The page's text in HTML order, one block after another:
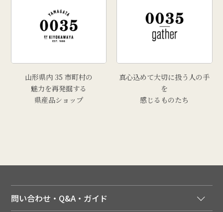
山形県内 35 市町村の
魅力を再発掘する
県産品ショップ
真心込めて大切に扱う人の手
を
感じるものたち
問い合わせ・Q&A・ガイド